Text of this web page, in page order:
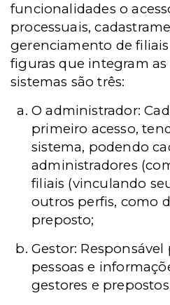
funcionalidades o
processuais,
gerenciamento de filiais
figuras que integram as
sistemas são três:
O administrador:
primeiro acesso,
sistema, podendo
administradores
filiais (vinculando
outros perfis, como
preposto;
Gestor:
pessoas e
gestores e